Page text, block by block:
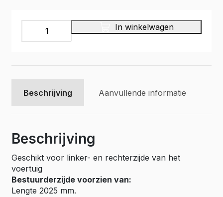
INFINITY
Bedrijfswageninrichting,
In winkelwagen
Beschrijving Aanvullende informatie
Beschrijving
Geschikt voor linker- en rechterzijde van het
voertuig
Bestuurderzijde voorzien van:
Lengte 2025 mm.